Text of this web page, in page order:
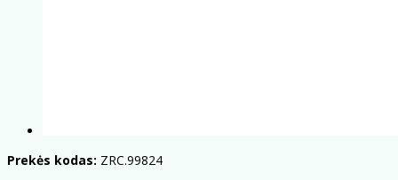
Prekės kodas: ZRC.99824